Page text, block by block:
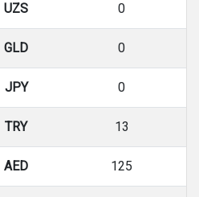
UZS 0
GLD 0
JPY 0
TRY 13
AED 125